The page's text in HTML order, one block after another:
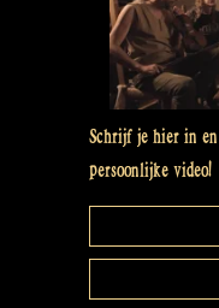
Schrijf je hier in
persoonlijke video!